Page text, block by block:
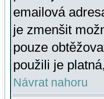
emailová
je zmenšit
pouze
použili je
Návrat nahoru